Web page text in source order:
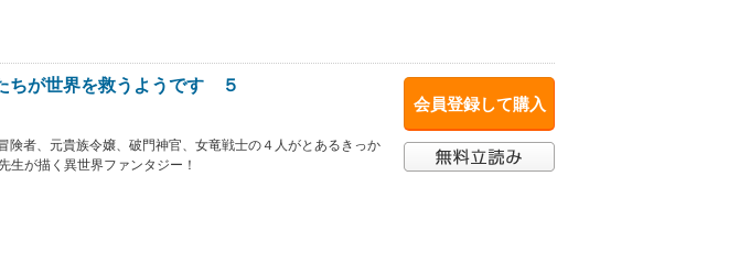
会員登録して購入
ちが世界を救うようです ５
険者、元貴族令嬢、破門神官、女竜戦士の４人がとあるきっか
生が描く異世界ファンタジー！